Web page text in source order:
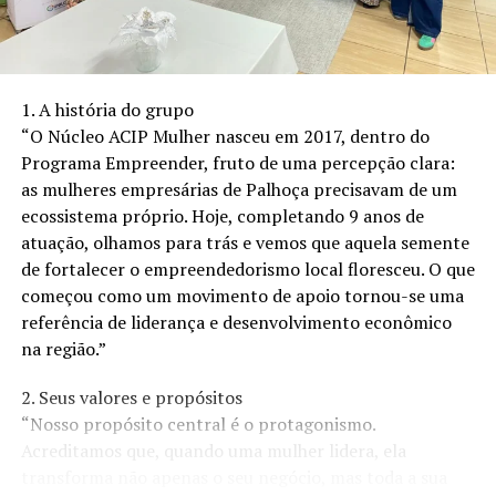
O Marketing de Indicação: O Segredo do Sucesso:
Um dos pilares do sucesso de Felipe Otoni e da
ProteAuto é a estratégia de marketing de indicação. Em
que a recomendação pessoal é uma das formas mais
poderosas de conquistar novos clientes. A empresa criou
um programa de indicação robusto, incentivando seus
1. A história do grupo
“O Núcleo ACIP Mulher nasceu em 2017, dentro do
Programa Empreender, fruto de uma percepção clara:
as mulheres empresárias de Palhoça precisavam de um
ecossistema próprio. Hoje, completando 9 anos de
atuação, olhamos para trás e vemos que aquela semente
de fortalecer o empreendedorismo local floresceu. O que
começou como um movimento de apoio tornou-se uma
referência de liderança e desenvolvimento econômico
na região.”
2. Seus valores e propósitos
“Nosso propósito central é o protagonismo.
Acreditamos que, quando uma mulher lidera, ela